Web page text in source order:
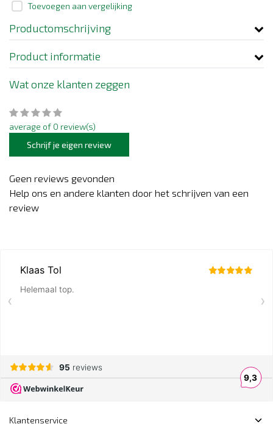
Toevoegen aan vergelijking
Productomschrijving
Product informatie
Wat onze klanten zeggen
average of 0 review(s)
Schrijf je eigen review
Geen reviews gevonden
Help ons en andere klanten door het schrijven van een
review
Klantenservice